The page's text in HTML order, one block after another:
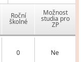
Roční
školné
Možnost
studia pro
ZP
0 Ne